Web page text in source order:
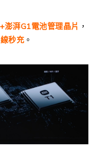
湃G1電池管理晶片 ，
秒充 。